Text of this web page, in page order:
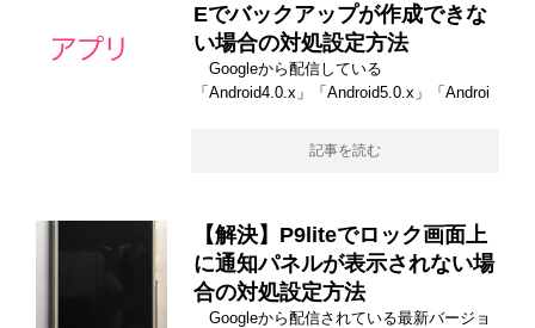
Eでバックアップが作成できな
い場合の対処設定方法
Googleから配信している
「Android4.0.x」「Android5.0.x」「Androi
記事を読む
【解決】P9liteでロック画面上
に通知パネルが表示されない場
合の対処設定方法
Googleから配信されている最新バージョ